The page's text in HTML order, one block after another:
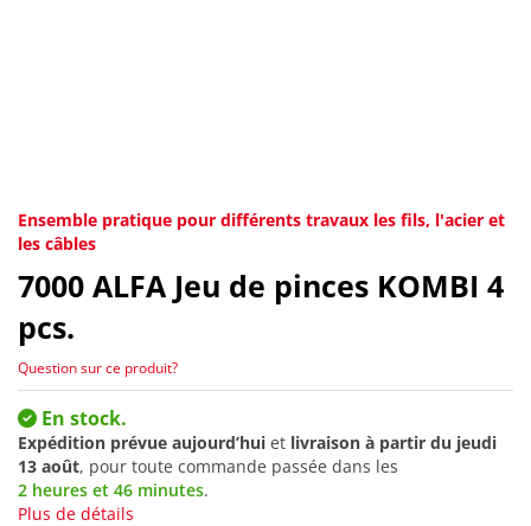
Ensemble pratique pour différents travaux les fils, l'acier et
les câbles
7000 ALFA Jeu de pinces KOMBI 4
pcs.
Question sur ce produit?
En stock.
Expédition prévue aujourd’hui et livraison à partir du jeudi
13 août, pour toute commande passée dans les
2 heures et 46 minutes.
Plus de détails